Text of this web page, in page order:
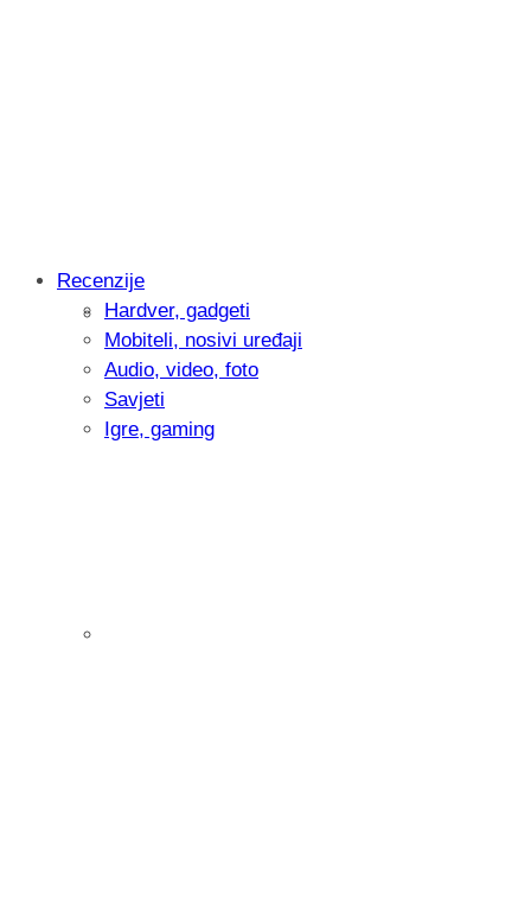
Intervju: Goran Jović, fotograf -
Recenzije
Hardver, gadgeti
Mobiteli, nosivi uređaji
Audio, video, foto
Savjeti
Igre, gaming